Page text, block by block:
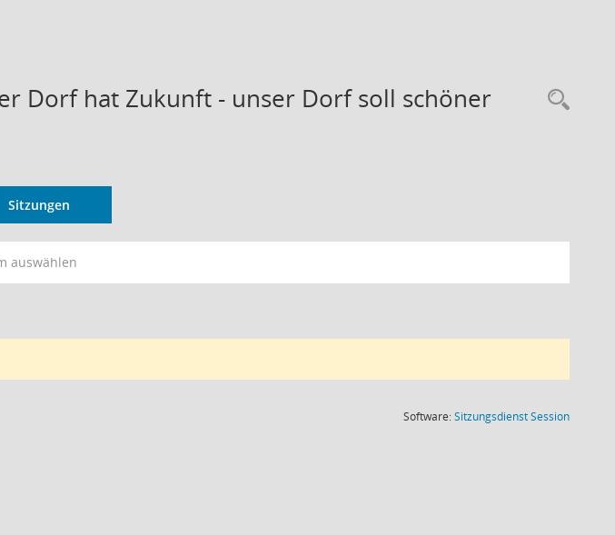
Dorf hat Zukunft - unser Dorf soll schöner
Sitzungen
auswählen
Software:SitzungsdienstSession(Wird in